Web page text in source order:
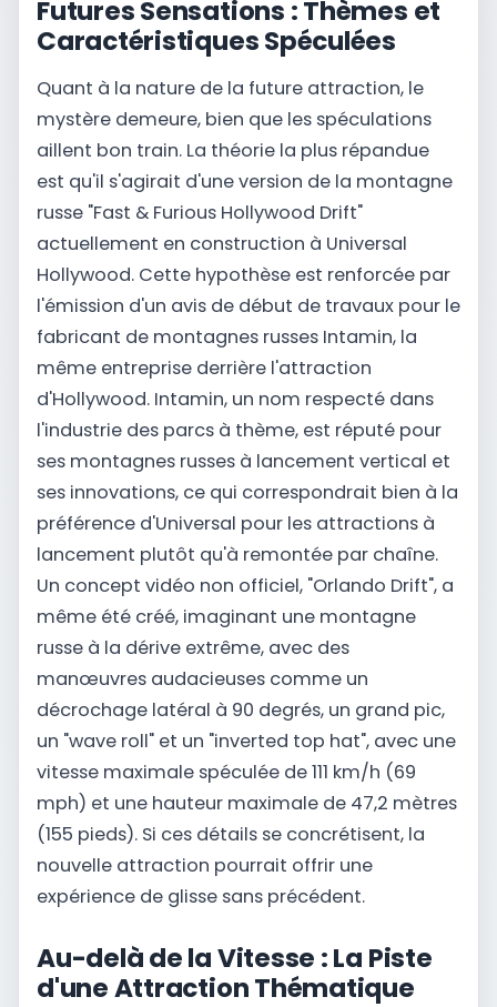
Futures Sensations : Thèmes et
Caractéristiques Spéculées
Quant à la nature de la future attraction, le
mystère demeure, bien que les spéculations
aillent bon train. La théorie la plus répandue
est qu'il s'agirait d'une version de la montagne
russe "Fast & Furious Hollywood Drift"
actuellement en construction à Universal
Hollywood. Cette hypothèse est renforcée par
l'émission d'un avis de début de travaux pour le
fabricant de montagnes russes Intamin, la
même entreprise derrière l'attraction
d'Hollywood. Intamin, un nom respecté dans
l'industrie des parcs à thème, est réputé pour
ses montagnes russes à lancement vertical et
ses innovations, ce qui correspondrait bien à la
préférence d'Universal pour les attractions à
lancement plutôt qu'à remontée par chaîne.
Un concept vidéo non officiel, "Orlando Drift", a
même été créé, imaginant une montagne
russe à la dérive extrême, avec des
manœuvres audacieuses comme un
décrochage latéral à 90 degrés, un grand pic,
un "wave roll" et un "inverted top hat", avec une
vitesse maximale spéculée de 111 km/h (69
mph) et une hauteur maximale de 47,2 mètres
(155 pieds). Si ces détails se concrétisent, la
nouvelle attraction pourrait offrir une
expérience de glisse sans précédent.
Au-delà de la Vitesse : La Piste
d'une Attraction Thématique